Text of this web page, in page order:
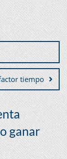
tiempo
ganar